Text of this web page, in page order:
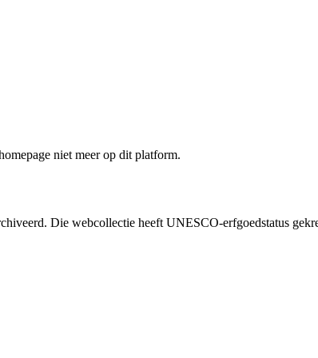
niet meer op dit platform.
Die webcollectie heeft UNESCO-erfgoedstatus